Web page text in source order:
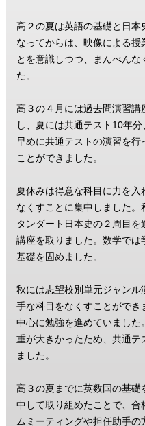
高２の夏は英語の基礎と日本
なってからは、映像による授
とを意識しつつ、まんべん
た。
高３の４月には過去問演習
し、夏には共通テスト10年
早めに共通テストの演習を
ことができました。
夏休みは得意な科目に力を
なくすことに集中しました
タンダート日本史の２周目
講座を取りました。数学で
基礎を固めました。
秋には志望校別単元ジャン
手な科目をなくすことがで
中心に勉強を進めていまし
重が大きかったため、共通
ました。
高３の夏までに英数国の基
中して取り組めたことで、
ムミーティングや担任助手